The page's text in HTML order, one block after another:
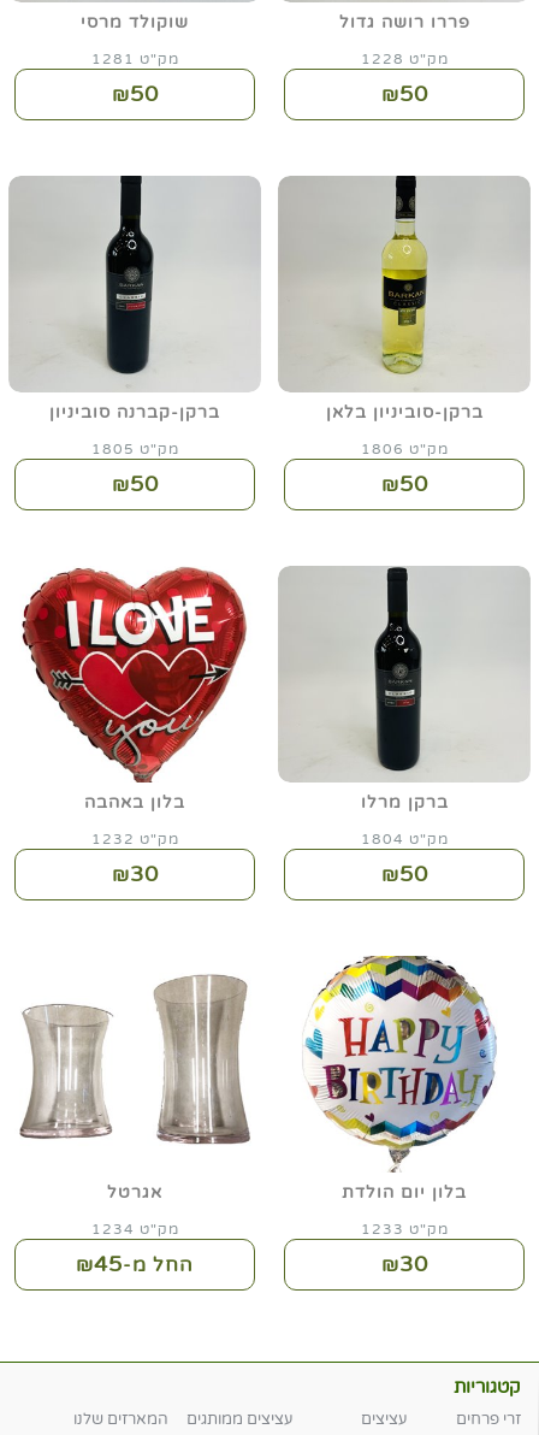
פררו רושה גדול
מק"ט 1228
₪50
שוקולד מרסי
מק"ט 1281
₪50
ברקן-סוביניון בלאן
מק"ט 1806
₪50
ברקן-קברנה סוביניון
מק"ט 1805
₪50
ברקן מרלו
מק"ט 1804
₪50
בלון באהבה
מק"ט 1232
₪30
בלון יום הולדת
מק"ט 1233
₪30
אגרטל
מק"ט 1234
החל מ-₪45
קטגוריות
זרי פרחים עציצים עציצים ממותגים המארזים שלנו